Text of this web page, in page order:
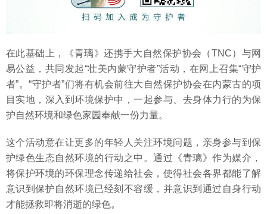
在此基础上，《青璃》还携手大自然保护协会（TNC）与网
易公益，共同发起“壮美内蒙守护者”活动，在网上召集“守护
者”。“守护者”们将有机会前往大自然保护协会在内蒙古的项
目实地，深入到环境保护中，一起参与、去身体力行的为保
护自然环境和绿色家园奉献一份力量。
这个活动意在让更多的年轻人关注环境问题，亲身参与到保
护绿色生态自然环境的行动之中。通过《青璃》作为媒介，
将保护环境的环保理念传递给社会，使得社会各界都能了解
意识到保护自然环境已经刻不容缓，并意识到通过自身行动
才能拯救即将消逝的绿色。